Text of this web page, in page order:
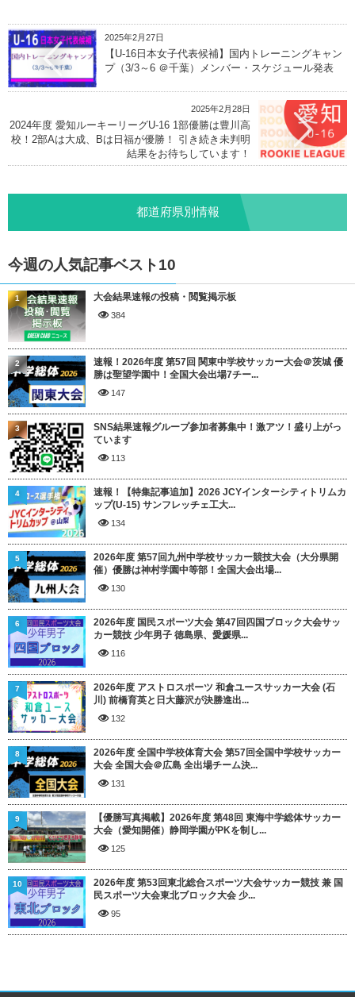
2025年2月27日
【U-16日本女子代表候補】国内トレーニングキャン
プ（3/3～6 ＠千葉）メンバー・スケジュール発表
2025年2月28日
2024年度 愛知ルーキーリーグU-16 1部優勝は豊川高
校！2部Aは大成、Bは日福が優勝！ 引き続き未判明
結果をお待ちしています！
都道府県別情報
今週の人気記事ベスト10
大会結果速報の投稿・閲覧掲示板
384
1
速報！2026年度 第57回 関東中学校サッカー大会＠茨城 優
勝は聖望学園中！全国大会出場7チー...
147
2
SNS結果速報グループ参加者募集中！激アツ！盛り上がっ
ています
113
3
速報！【特集記事追加】2026 JCYインターシティトリムカ
ップ(U-15) サンフレッチェ工大...
134
4
2026年度 第57回九州中学校サッカー競技大会（大分県開
催）優勝は神村学園中等部！全国大会出場...
130
5
2026年度 国民スポーツ大会 第47回四国ブロック大会サッ
カー競技 少年男子 徳島県、愛媛県...
116
6
2026年度 アストロスポーツ 和倉ユースサッカー大会 (石
川) 前橋育英と日大藤沢が決勝進出...
132
7
2026年度 全国中学校体育大会 第57回全国中学校サッカー
大会 全国大会＠広島 全出場チーム決...
131
8
【優勝写真掲載】2026年度 第48回 東海中学総体サッカー
大会（愛知開催）静岡学園がPKを制し...
125
9
2026年度 第53回東北総合スポーツ大会サッカー競技 兼 国
民スポーツ大会東北ブロック大会 少...
95
10